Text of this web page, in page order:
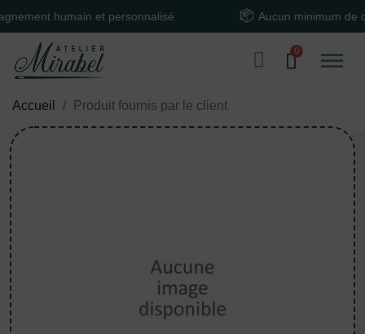
humain et personnalisé Aucun minimum de
Accueil Produit fournis par le client